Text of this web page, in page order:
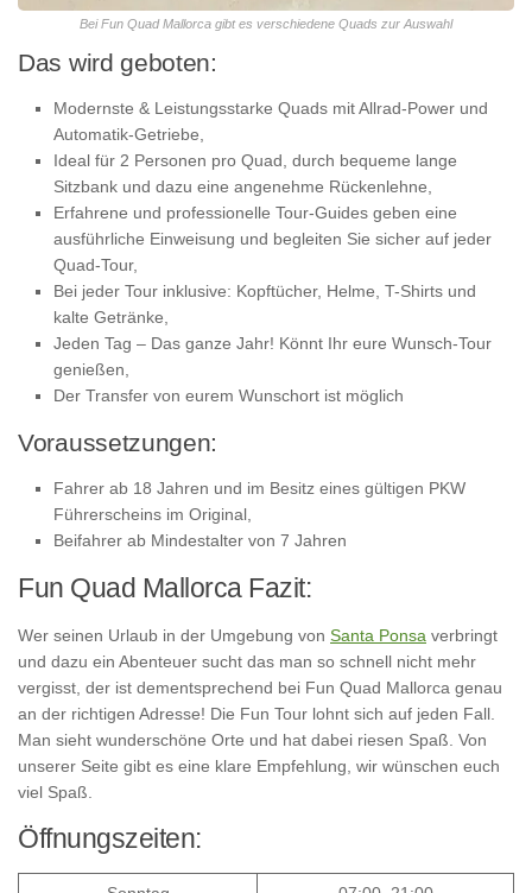
Bei Fun Quad Mallorca gibt es verschiedene Quads zur Auswahl
Das wird geboten:
Modernste & Leistungsstarke Quads mit Allrad-Power und
Automatik-Getriebe,
Ideal für 2 Personen pro Quad, durch bequeme lange
Sitzbank und dazu eine angenehme Rückenlehne,
Erfahrene und professionelle Tour-Guides geben eine
ausführliche Einweisung und begleiten Sie sicher auf jeder
Quad-Tour,
Bei jeder Tour inklusive: Kopftücher, Helme, T-Shirts und
kalte Getränke,
Jeden Tag – Das ganze Jahr! Könnt Ihr eure Wunsch-Tour
genießen,
Der Transfer von eurem Wunschort ist möglich
Voraussetzungen:
Fahrer ab 18 Jahren und im Besitz eines gültigen PKW
Führerscheins im Original,
Beifahrer ab Mindestalter von 7 Jahren
Fun Quad Mallorca Fazit:
Wer seinen Urlaub in der Umgebung von Santa Ponsa verbringt
und dazu ein Abenteuer sucht das man so schnell nicht mehr
vergisst, der ist dementsprechend bei Fun Quad Mallorca genau
an der richtigen Adresse! Die Fun Tour lohnt sich auf jeden Fall.
Man sieht wunderschöne Orte und hat dabei riesen Spaß. Von
unserer Seite gibt es eine klare Empfehlung, wir wünschen euch
viel Spaß.
Öffnungszeiten: